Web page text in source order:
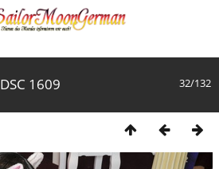
32/132
DSC 1609